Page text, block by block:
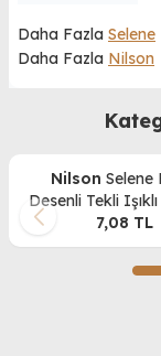
Daha Fazla Selene
Daha Fazla Nilson
Nilson Selene
Desenli Tekli
7,08 TL